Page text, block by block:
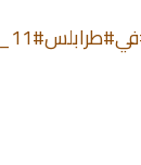
#طرابلس#11_أكتوبر_2023م